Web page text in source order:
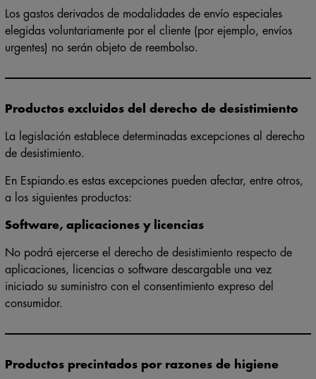
Los gastos derivados de modalidades de envío especiales
elegidas voluntariamente por el cliente (por ejemplo, envíos
La legislación establece determinadas excepciones al derecho
En Espiando.es estas excepciones pueden afectar, entre otros,
No podrá ejercerse el derecho de desistimiento respecto de
aplicaciones, licencias o software descargable una vez
iniciado su suministro con el consentimiento expreso del